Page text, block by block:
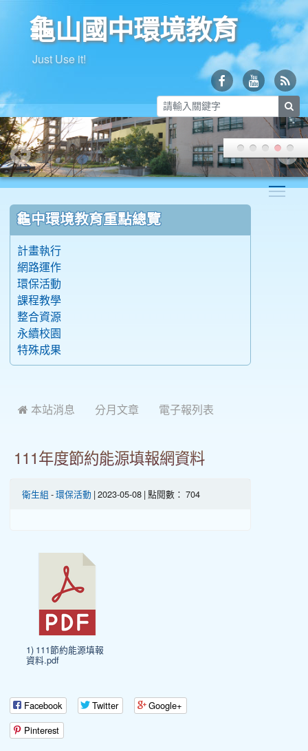
龜山國中環境教育
Just Use it!
龜中環境教育重點總覽
計畫執行
網路運作
環保活動
課程教學
整合資源
永續校園
特殊成果
 本站消息 分月文章 電子報列表
111年度節約能源填報網資料
衛生組 - 環保活動 | 2023-05-08 | 點閱數： 704
1) 111節約能源填報
資料.pdf
Facebook Twitter
Google+
Pinterest